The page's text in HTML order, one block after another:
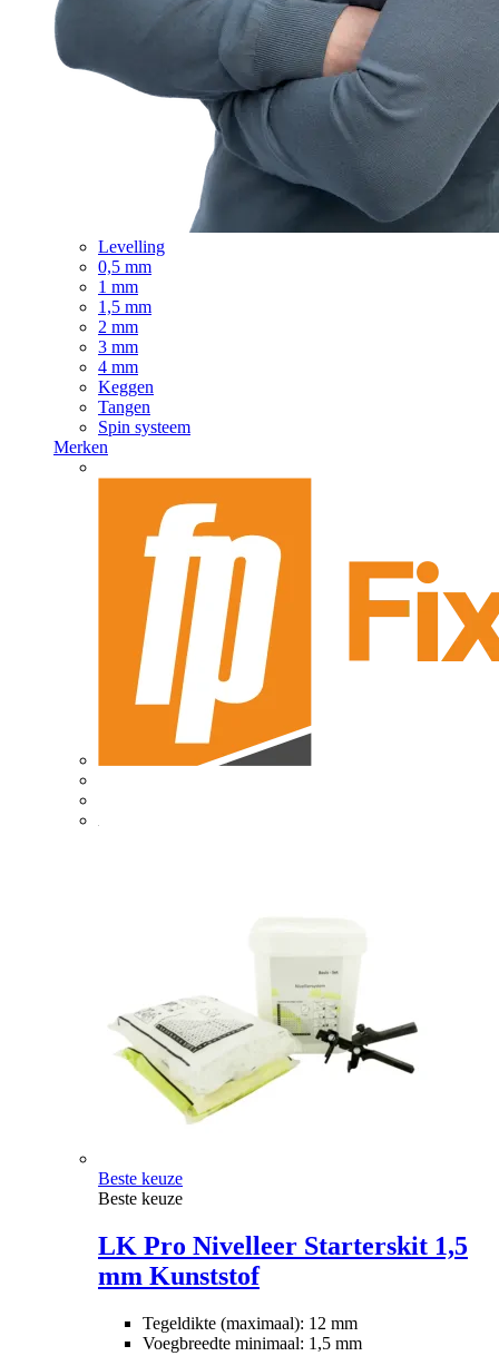
Levelling
0,5 mm
1 mm
1,5 mm
2 mm
3 mm
4 mm
Keggen
Tangen
Spin systeem
Merken
Beste keuze
Beste keuze
LK Pro Nivelleer Starterskit 1,5
mm Kunststof
Tegeldikte (maximaal): 12 mm
Voegbreedte minimaal: 1,5 mm